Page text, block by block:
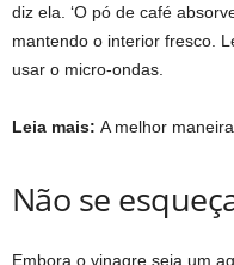
diz ela. ‘O pó de café
mantendo o interior fresco.
usar o micro-ondas.
Leia mais: A melhor
Não se
Embora o vinagre seja um